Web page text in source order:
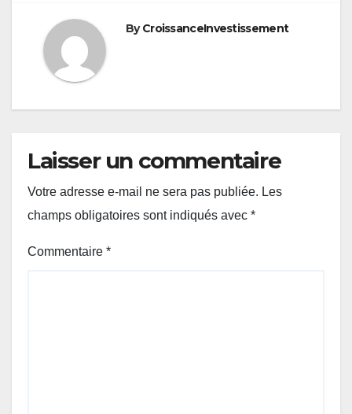
l’article
ByCroissanceInvestissement
Laisser un commentaire
Votre adresse e-mail ne sera pas publiée. Les
champs obligatoires sont indiqués avec *
Commentaire *